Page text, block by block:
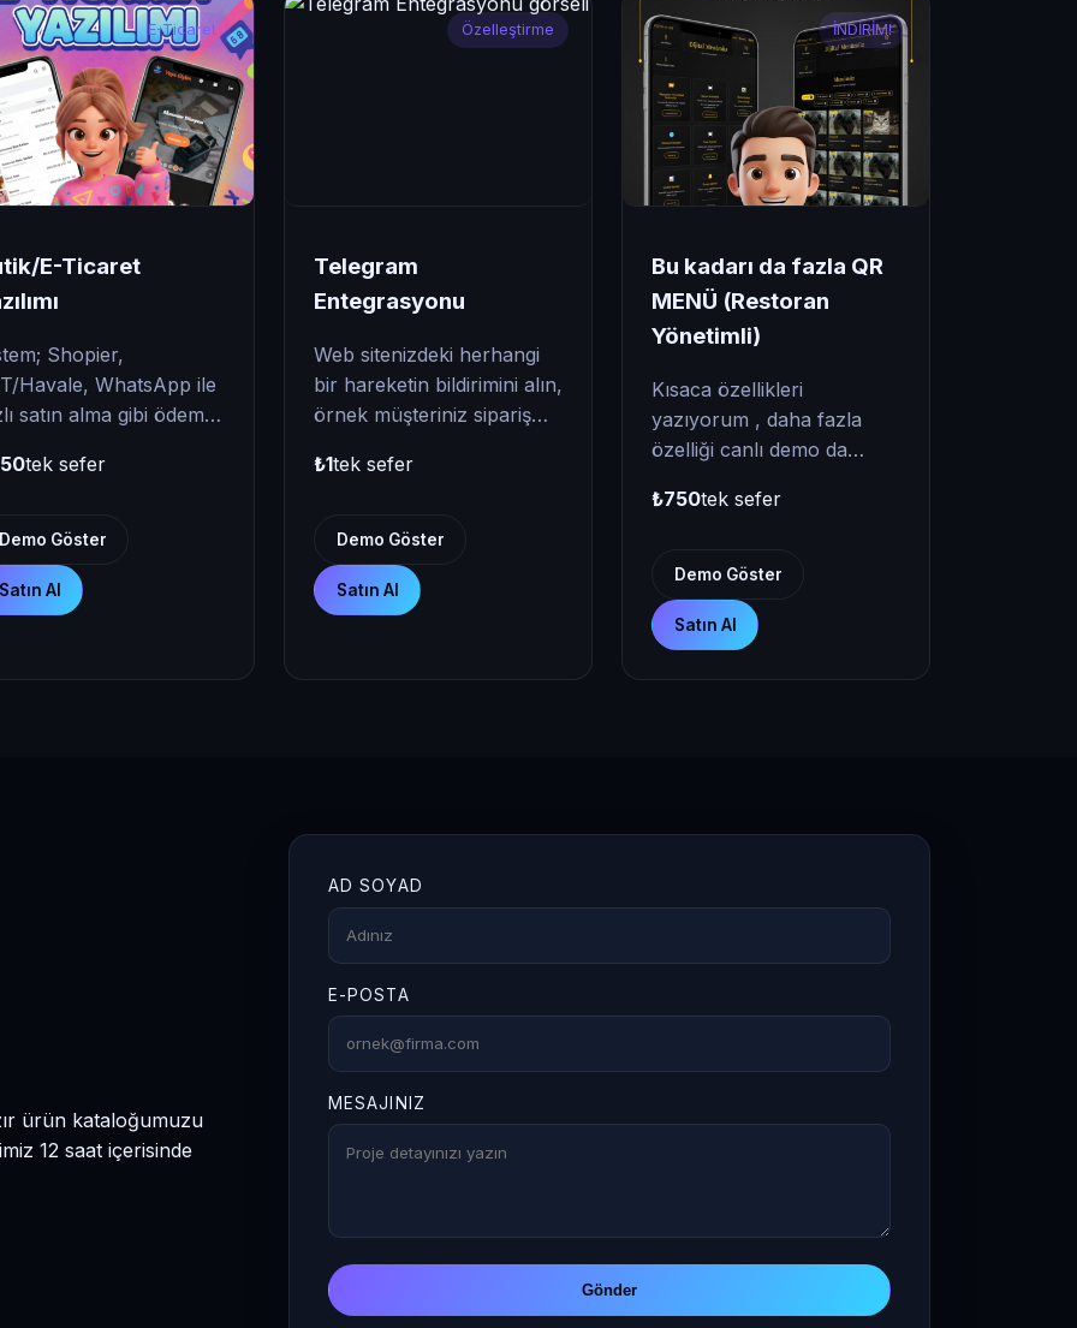
E-Ticaret
E-Ticaret
Shopier,
Havale, WhatsApp ile
satın alma gibi ödeme
isteyenler için
yükleme sistemi de
Admin
kolayca
tek sefer
Göster
Al
Özelleştirme
Telegram
Entegrasyonu
Web sitenizdeki herhangi
bir hareketin bildirimini alın,
örnek müşteriniz sipariş
oluşturunca. Aklınıza ne
teklifimiz için form
gönderebilirsiniz.
₺1tek sefer
Demo Göster
Satın Al
İNDİRİM!
Bu kadarı da fazla QR
MENÜ (Restoran
Yönetimli)
Kısaca özellikleri
yazıyorum , daha fazla
özelliği canlı demo da
kaptıldığında ödem
böylelikle gün sonu alınca
kasa sayımı doğru oluyor
✅ Bu gün hangi ürün kaç
kişiler not ekleyebiliyor
ekleme yapılabiliyor ✅
fiş çıktısı alabiliyorsunuz ✅
₺750tek sefer
Demo Göster
Satın Al
ürün kataloğumuzu
12 saat içerisinde
AD SOYAD
E-POSTA
MESAJINIZ
Gönder